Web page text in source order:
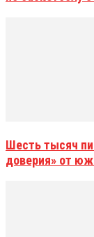
Шесть тысяч
доверия» от